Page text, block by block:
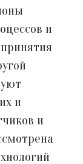
и
и
и